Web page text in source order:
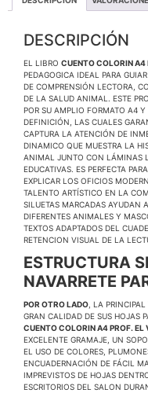
DESCRIPCIÓN
EL LIBRO CUENTO COLORIN A4
PEDAGOGICA IDEAL PARA
DE COMPRENSIÓN LECTORA,
DE LA SALUD ANIMAL. ESTE
POR SU AMPLIO FORMATO A4
DEFINICIÓN, LAS CUALES
CAPTURA LA ATENCIÓN DE
DINAMICO QUE MUESTRA LA
ANIMAL JUNTO CON LÁMINAS
EDUCATIVAS. ES PERFECTA
EXPLICAR LOS OFICIOS
TALENTO ARTÍSTICO EN LA
SILUETAS MARCADAS AYUDAN
DIFERENTES ANIMALES Y
TEXTOS ADAPTADOS DEL
RETENCION VISUAL DE LA
ESTRUCTURA
NAVARRETE
POR OTRO LADO , LA
GRAN CALIDAD DE SUS HOJAS
CUENTO COLORIN A4 PROF. EL
EXCELENTE GRAMAJE, UN
EL USO DE COLORES,
ENCUADERNACIÓN DE FÁCIL
IMPREVISTOS DE HOJAS
ESCRITORIOS DEL SALON